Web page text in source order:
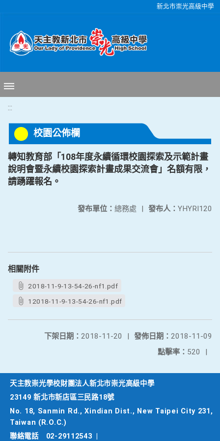
新北市崇光高級中學
:::
校園公佈欄
轉知教育部「108年度永續循環校園探索及示範計畫
說明會暨永續校園探索計畫成果交流會」名額有限，
請踴躍報名。
發布人： YHYRI120
發布單位： 總務處 |
相關附件
2018-11-9-13-54-26-nf1.pdf
12018-11-9-13-54-26-nf1.pdf
發佈日期： 2018-11-09
下架日期： 2018-11-20
|
點擊率： 520 |
天主教崇光學校財團法人新北市崇光高級中學
23149 新北市新店區三民路18號
No. 18, Sanmin Rd., Xindian Dist., New Taipei City 231,
Taiwan (R.O.C.)
聯絡電話
02-29112543